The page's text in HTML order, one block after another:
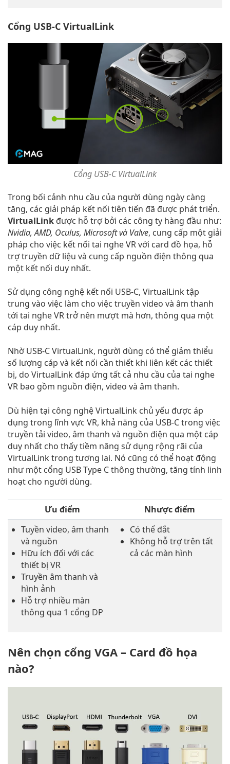
Cổng USB-C VirtualLink
Cổng USB-C VirtualLink
Trong bối cảnh nhu cầu của người dùng ngày càng
tăng, các giải pháp kết nối tiên tiến đã được phát triển.
VirtualLink được hỗ trợ bởi các công ty hàng đầu như:
Nvidia, AMD, Oculus, Microsoft và Valve, cung cấp một giải
pháp cho việc kết nối tai nghe VR với card đồ họa, hỗ
trợ truyền dữ liệu và cung cấp nguồn điện thông qua
một kết nối duy nhất.
Sử dụng công nghệ kết nối USB-C, VirtualLink tập
trung vào việc làm cho việc truyền video và âm thanh
tới tai nghe VR trở nên mượt mà hơn, thông qua một
cáp duy nhất.
Nhờ USB-C VirtualLink, người dùng có thể giảm thiểu
số lượng cáp và kết nối cần thiết khi liên kết các thiết
bị, do VirtualLink đáp ứng tất cả nhu cầu của tai nghe
VR bao gồm nguồn điện, video và âm thanh.
Dù hiện tại công nghệ VirtualLink chủ yếu được áp
dụng trong lĩnh vực VR, khả năng của USB-C trong việc
truyền tải video, âm thanh và nguồn điện qua một cáp
duy nhất cho thấy tiềm năng sử dụng rộng rãi của
VirtualLink trong tương lai. Nó cũng có thể hoạt động
như một cổng USB Type C thông thường, tăng tính linh
hoạt cho người dùng.
Ưu điểm
Nhược điểm
Tuyền video, âm thanh
và nguồn
Hữu ích đối với các
thiết bị VR
Truyền âm thanh và
hình ảnh
Hỗ trợ nhiều màn
thông qua 1 cổng DP
Có thể đắt
Không hỗ trợ trên tất
cả các màn hình
Nên chọn cổng VGA – Card đồ họa
nào?